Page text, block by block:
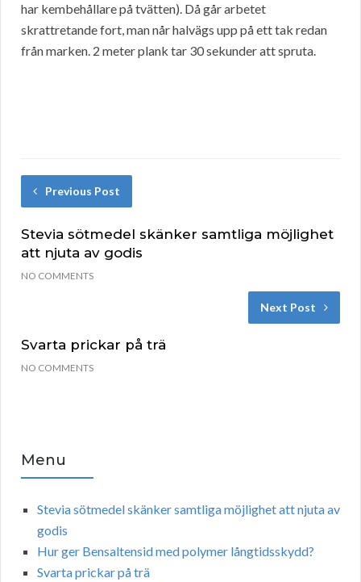
har kembehållare på tvätten). Då går arbetet
skrattretande fort, man når halvägs upp på ett tak redan
från marken. 2 meter plank tar 30 sekunder att spruta.
Previous Post
Stevia sötmedel skänker samtliga möjlighet
att njuta av godis
NO COMMENTS
Next Post
Svarta prickar på trä
NO COMMENTS
Menu
Stevia sötmedel skänker samtliga möjlighet att njuta av
godis
Hur ger Bensaltensid med polymer långtidsskydd?
Svarta prickar på trä